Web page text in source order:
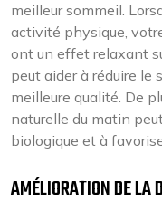
meilleur sommeil.
activité physique,
ont un effet relaxant
peut aider à réduire le
meilleure qualité. De
naturelle du matin
biologique et à
AMÉLIORATION DE LA